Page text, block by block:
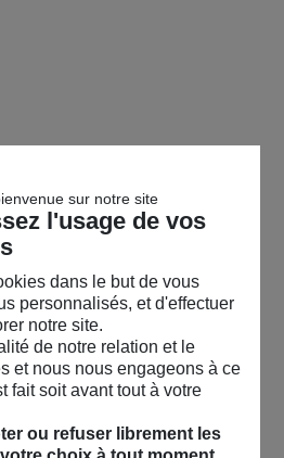
sur notre site
l'usage de vos
dans le but de vous
personnalisés, et d'effectuer
notre site.
de notre relation et le
et nous nous engageons à ce
fait soit avant tout à votre
ou refuser librement les